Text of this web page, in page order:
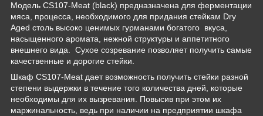
Модель CS107-Meat (black) предназначена для ферментации
мяса, процесса, необходимого для придания стейкам Dry
Aged столь высоко ценимых гурманами богатого вкуса,
насыщенного аромата, нежной структуры и аппетитного
внешнего вида. Сухое созревание позволяет получить самые
качественные и дорогие стейки.
Шкаф CS107-Meat дает возможность получить стейки разной
степени выдержки в течение того количества дней, которые
необходимы для их вызревания. Повысив при этом их
маржинальность, ведь при наличии на предприятии шкафа